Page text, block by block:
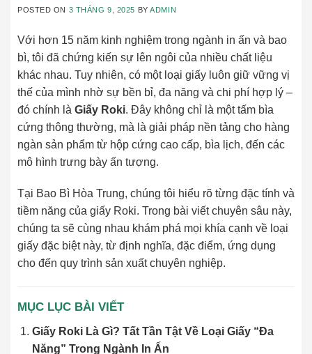
POSTED ON 3 THÁNG 9, 2025 BYADMIN
Với hơn 15 năm kinh nghiệm trong ngành in ấn và bao
bì, tôi đã chứng kiến sự lên ngôi của nhiều chất liệu
khác nhau. Tuy nhiên, có một loại giấy luôn giữ vững vị
thế của mình nhờ sự bền bỉ, đa năng và chi phí hợp lý –
đó chính là Giấy Roki. Đây không chỉ là một tấm bìa
cứng thông thường, mà là giải pháp nền tảng cho hàng
ngàn sản phẩm từ hộp cứng cao cấp, bìa lịch, đến các
mô hình trưng bày ấn tượng.
Tại Bao Bì Hòa Trung, chúng tôi hiểu rõ từng đặc tính và
tiềm năng của giấy Roki. Trong bài viết chuyên sâu này,
chúng ta sẽ cùng nhau khám phá mọi khía cạnh về loại
giấy đặc biệt này, từ định nghĩa, đặc điểm, ứng dụng
cho đến quy trình sản xuất chuyên nghiệp.
MỤC LỤC BÀI VIẾT
Giấy Roki Là Gì? Tất Tần Tật Về Loại Giấy “Đa
Năng” Trong Ngành In Ấn